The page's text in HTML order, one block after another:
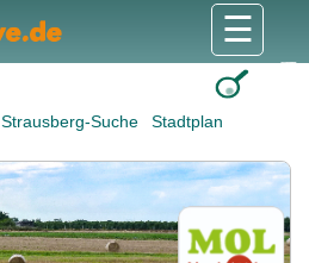
Strausberg-Suche Stadtplan
☰